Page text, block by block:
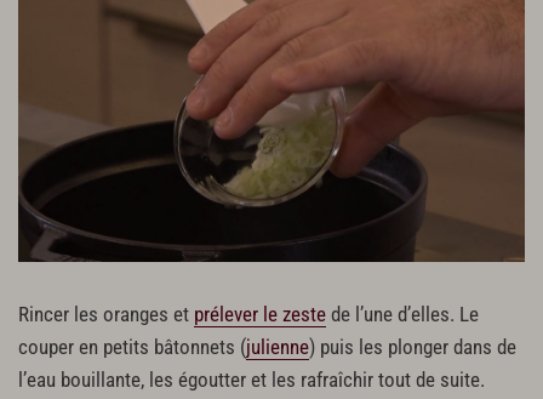
Rincer les oranges et prélever le zeste de l’une d’elles. Le
couper en petits bâtonnets (julienne) puis les plonger dans de
l’eau bouillante, les égoutter et les rafraîchir tout de suite.